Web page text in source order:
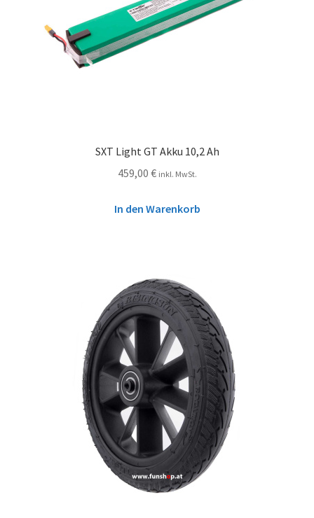
SXT Light GT Akku 10,2 Ah
459,00 € inkl. MwSt.
In den Warenkorb